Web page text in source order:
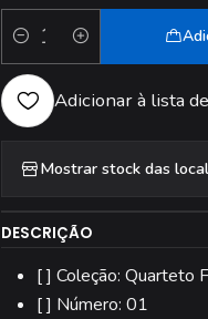
Quantidade
Adicionar à lista
Mostrar stock das
DESCRIÇÃO
[ ] Coleção: Quarteto
[ ] Número: 01